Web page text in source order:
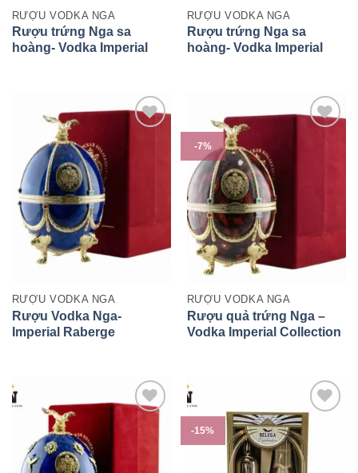
RƯỢU VODKA NGA
Rượu trứng Nga sa
hoàng- Vodka Imperial
RƯỢU VODKA NGA
Rượu trứng Nga sa
hoàng- Vodka Imperial
RƯỢU VODKA NGA
Rượu Vodka Nga-
Imperial Raberge
-7%
RƯỢU VODKA NGA
Rượu quả trứng Nga –
Vodka Imperial Collection
-15%